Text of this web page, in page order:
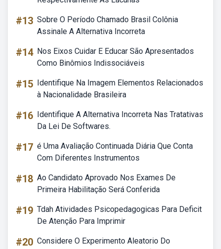
#13 Sobre O Período Chamado Brasil Colônia
Assinale A Alternativa Incorreta
#14 Nos Eixos Cuidar E Educar São Apresentados
Como Binômios Indissociáveis
#15 Identifique Na Imagem Elementos Relacionados
à Nacionalidade Brasileira
#16 Identifique A Alternativa Incorreta Nas Tratativas
Da Lei De Softwares.
#17 é Uma Avaliação Continuada Diária Que Conta
Com Diferentes Instrumentos
#18 Ao Candidato Aprovado Nos Exames De
Primeira Habilitação Será Conferida
#19 Tdah Atividades Psicopedagogicas Para Deficit
De Atenção Para Imprimir
#20 Considere O Experimento Aleatorio Do